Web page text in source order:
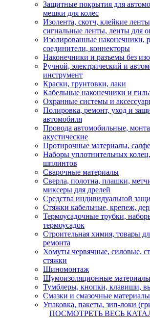
Защитные покрытия для
мешки для колес
Изолента, скотч, клейкие
сигнальные ленты, ленты для
Изолированные наконечники,
соединители, коннекторы
Наконечники и разъемы без
Ручной, электрический и
инструмент
Краски, грунтовки, лаки
Кабельные наконечники и
Охранные системы и
Полировка, ремонт, уход и
автомобиля
Провода автомобильные,
акустические
Протирочные материалы,
Наборы уплотнительных
шплинтов
Сварочные материалы
Сверла, полотна, плашки,
миксеры для дрелей
Средства индивидуальной
Стяжки кабельные, крепеж,
Термоусадочные трубки,
термоусадок
Строительная химия, товары
ремонта
Хомуты червячные, силовые,
стяжки
Шиномонтаж
Шумоизоляционные материалы
Тумблеры, кнопки, клавиши,
Смазки и смазочные материалы
Упаковка, пакеты, зип-локи
ПОСМОТРЕТЬ ВЕСЬ